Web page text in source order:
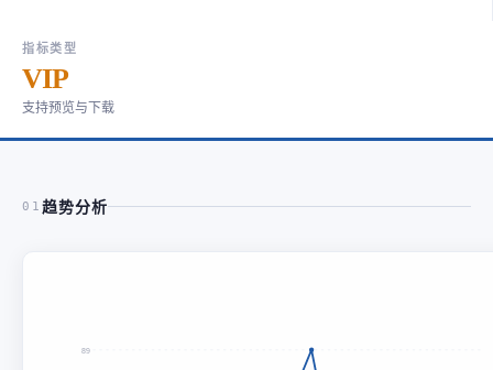
指标类型
VIP
支持预览与下载
01 趋势分析
89